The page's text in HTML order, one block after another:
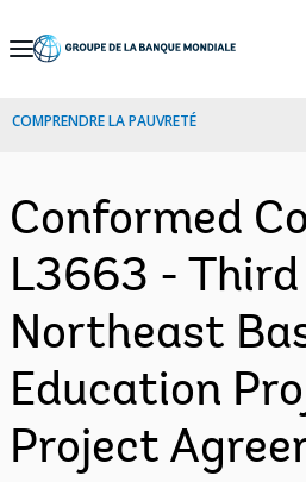
Skip
Navigation
COMPRENDRE LA PAUVRETÉ
Conformed
L3663 - Third
Northeast
Education
Project